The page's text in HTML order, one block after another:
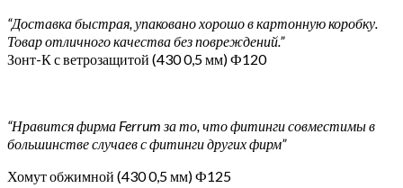
“Доставка быстрая, упаковано хорошо в картонную коробку.
Товар отличного качества без повреждений.”
Зонт-К с ветрозащитой (430 0,5 мм) Ф120
“Нравится фирма Ferrum за то, что фитинги совместимы в
большинстве случаев с фитинги других фирм”
Хомут обжимной (430 0,5 мм) Ф125